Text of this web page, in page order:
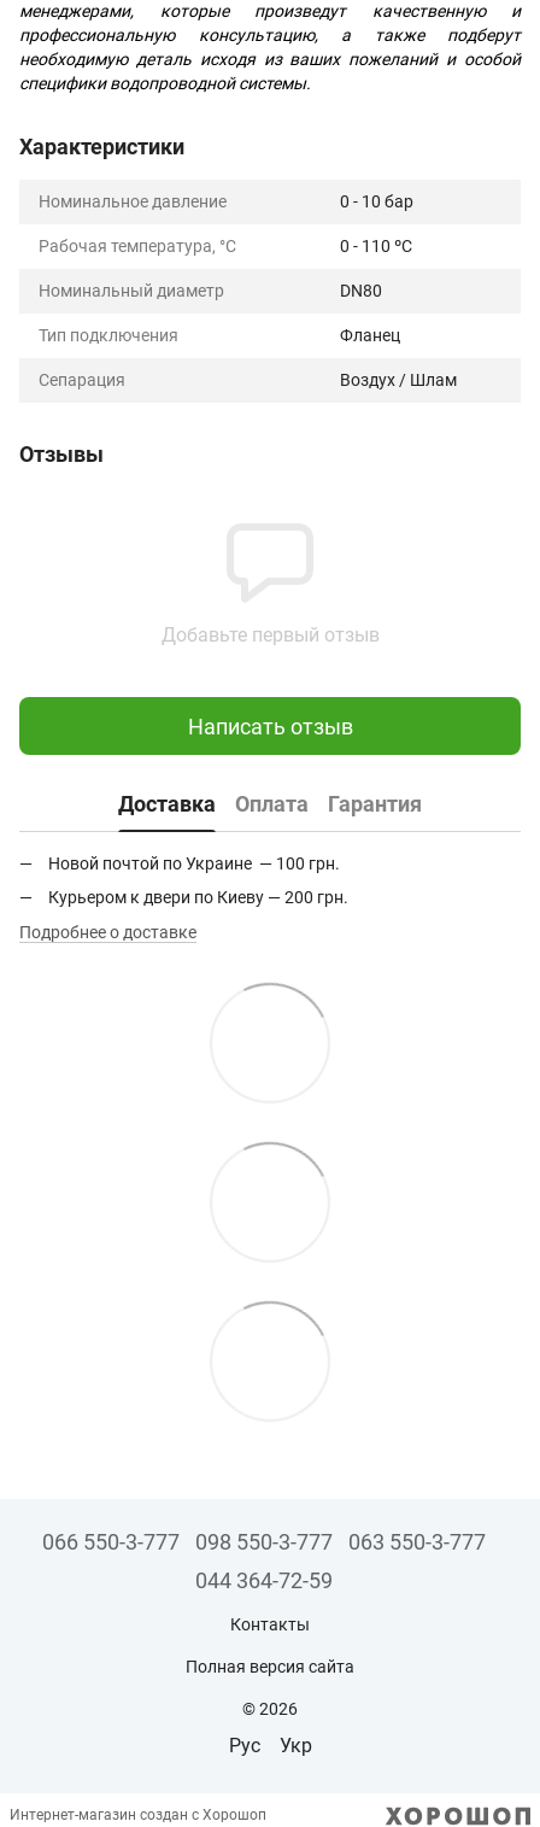
менеджерами, которые произведут качественную и
профессиональную консультацию, а также подберут
необходимую деталь исходя из ваших пожеланий и особой
специфики водопроводной системы.
Характеристики
Номинальное давление 0 - 10 бар
Рабочая температура, °C 0 - 110 ºС
Номинальный диаметр DN80
Тип подключения Фланец
Сепарация Воздух / Шлам
Отзывы
Добавьте первый отзыв
Написать отзыв
Доставка Оплата Гарантия
Новой почтой по Украине — 100 грн.
Курьером к двери по Киеву — 200 грн.
Подробнее о доставке
066 550-3-777 098 550-3-777
063 550-3-777
044 364-72-59
Контакты
Полная версия сайта
© 2026
Рус Укр
Интернет-магазин создан с Хорошоп